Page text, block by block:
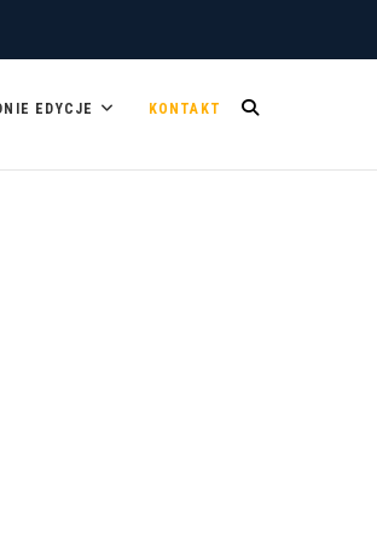
EDYCJE KONTAKT